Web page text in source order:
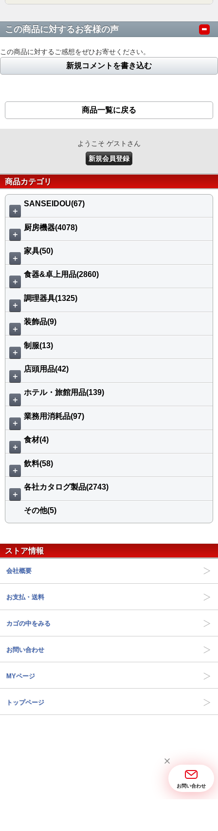
この商品に対するお客様の声
この商品に対するご感想をぜひお寄せください。
新規コメントを書き込む
商品一覧に戻る
ようこそ ゲストさん
新規会員登録
商品カテゴリ
＋
SANSEIDOU(67)
＋
厨房機器(4078)
＋
家具(50)
＋
食器&卓上用品(2860)
＋
調理器具(1325)
＋
装飾品(9)
＋
制服(13)
＋
店頭用品(42)
＋
ホテル・旅館用品(139)
＋
業務用消耗品(97)
＋
食材(4)
＋
飲料(58)
＋
各社カタログ製品(2743)
その他(5)
ストア情報
会社概要
お支払・送料
カゴの中をみる
お問い合わせ
MYページ
トップページ
お問い合わせ